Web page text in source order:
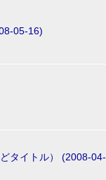
05-16)
タイトル） (2008-04-